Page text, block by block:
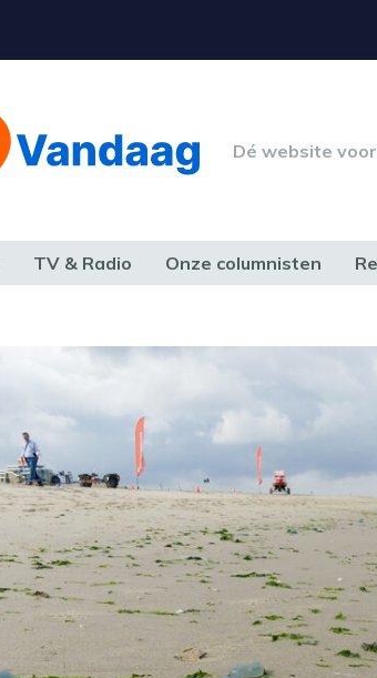
Dé website
TV & Radio Onze columnisten